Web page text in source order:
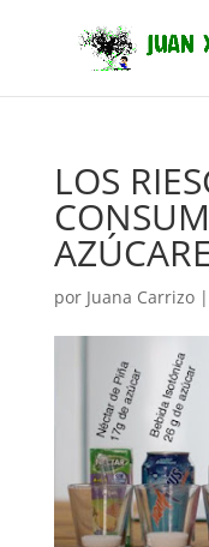
LOS
por Juana Carrizo|